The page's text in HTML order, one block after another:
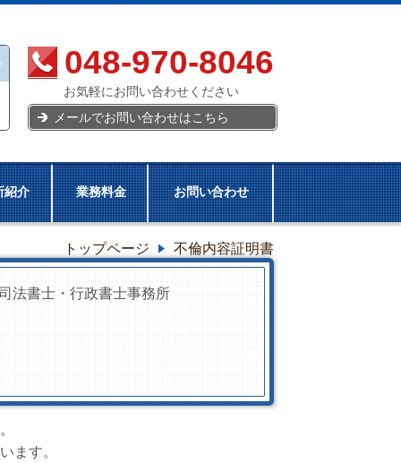
048-970-8046
お気軽にお問い合わせください
メールでお問い合わせはこちら
紹介 業務料金 お問い合わせ
トップページ 不倫内容証明書
法書士・行政書士事務所
ます。